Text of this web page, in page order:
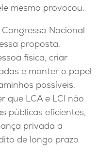
mesmo provocou.
Nacional
proposta.
física, criar
e manter o papel
possíveis.
que LCA e LCI não
públicas eficientes,
privada a
de longo prazo